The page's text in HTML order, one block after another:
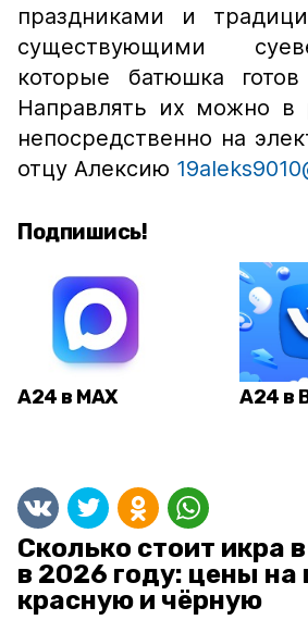
праздниками и
существующими
которые батюшка
Направлять их можно в
непосредственно на
отцу Алексию
Подпишись!
А24 в MAX А24 в
Сколько стоит икра
в 2026 году: цены
красную и чёрную